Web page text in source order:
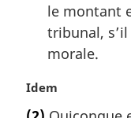
le montant
tribunal, s’il
morale.
N
Idem